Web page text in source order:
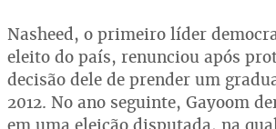
Nasheed, o primeiro líder
eleito do país, renunciou após
decisão dele de prender um
2012. No ano seguinte, Gayoom